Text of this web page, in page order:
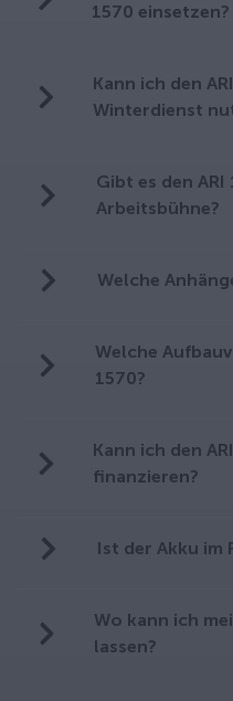
1570 einsetzen?
Kann ich den
Winterdienst
Gibt es den ARI
Arbeitsbühne?
Welche
Welche
1570?
Kann ich den
finanzieren?
Ist der Akku im
Wo kann ich
lassen?